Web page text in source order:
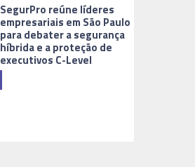
SegurPro reúne líderes
empresariais em São Paulo
para debater a segurança
híbrida e a proteção de
executivos C-Level